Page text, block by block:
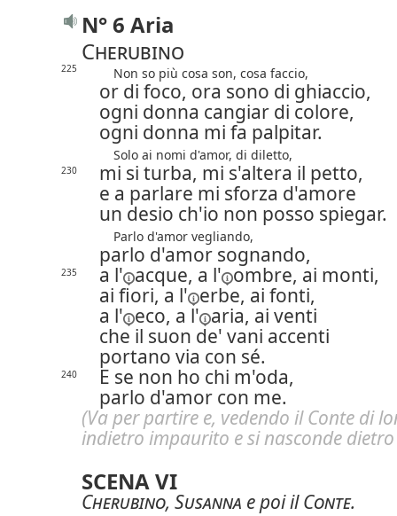
N° 6 Aria
Cherubino
225 Non so più cosa son, cosa faccio,
or di foco, ora sono di ghiaccio,
ogni donna cangiar di colore,
ogni donna mi fa palpitar.
Solo ai nomi d'amor, di diletto,
230
mi si turba, mi s'altera il petto,
e a parlare mi sforza d'amore
un desio ch'io non posso spiegar.
Parlo d'amor vegliando,
parlo d'amor sognando,
235 a l' acque, a l' ombre, ai monti,
ai fiori, a l' erbe, ai fonti,
a l' eco, a l' aria, ai venti
che il suon de' vani accenti
portano via con sé.
240
E se non ho chi m'oda,
parlo d'amor con me.
(Va per partire e, vedendo il Conte di
indietro impaurito e si nasconde
SCENA VI
Cherubino, Susanna e poi ilConte.